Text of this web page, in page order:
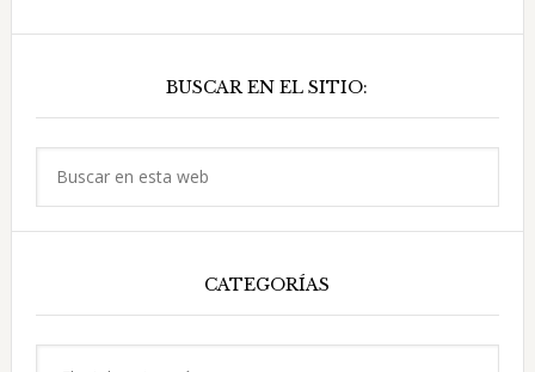
era
Habana
principal
BUSCAR EN EL SITIO:
CATEGORÍAS